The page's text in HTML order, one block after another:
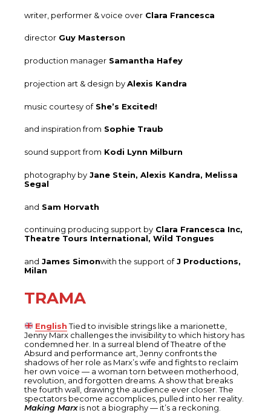
writer, performer & voice over Clara Francesca
director Guy Masterson
production manager Samantha Hafey
projection art & design byAlexis Kandra
music courtesy ofShe’s Excited!
and inspiration from Sophie Traub
sound support from Kodi Lynn Milburn
photography by Jane Stein, Alexis Kandra, Melissa
Segal
and Sam Horvath
continuing producing support by Clara Francesca Inc,
Theatre Tours International, Wild Tongues
and James Simonwith the support ofJ Productions,
Milan
TRAMA
EnglishTied to invisible strings like a marionette,
Jenny Marx challenges the invisibility to which history has
condemned her. In a surreal blend of Theatre of the
Absurd and performance art, Jenny confronts the
shadows of her role as Marx’s wife and fights to reclaim
her own voice — a woman torn between motherhood,
revolution, and forgotten dreams. A show that breaks
the fourth wall, drawing the audience ever closer. The
spectators become accomplices, pulled into her reality.
Making Marxis not a biography — it’s a reckoning.